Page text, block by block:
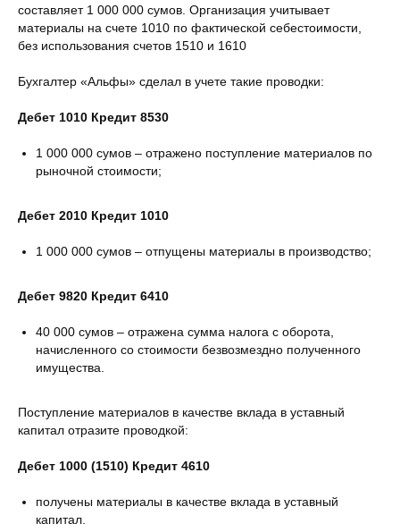
составляет 1 000 000 сумов. Организация учитывает
материалы на счете 1010 по фактической себестоимости,
без использования счетов 1510 и 1610
Бухгалтер «Альфы» сделал в учете такие проводки:
Дебет 1010 Кредит 8530
1 000 000 сумов – отражено поступление материалов по
рыночной стоимости;
Дебет 2010 Кредит 1010
1 000 000 сумов – отпущены материалы в производство;
Дебет 9820 Кредит 6410
40 000 сумов – отражена сумма налога с оборота,
начисленного со стоимости безвозмездно полученного
имущества.
Поступление материалов в качестве вклада в уставный
капитал отразите проводкой:
Дебет 1000 (1510) Кредит 4610
получены материалы в качестве вклада в уставный
капитал.